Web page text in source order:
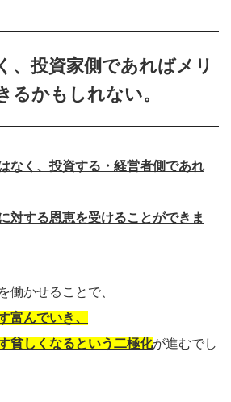
、投資家側であればメリ
るかもしれない。
なく、投資する・経営者側であれ
対する恩恵を受けることができま
働かせることで、
富んでいき、
貧しくなるという二極化が進むでし